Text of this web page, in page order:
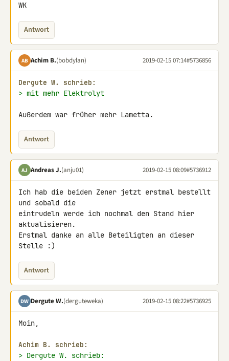
WK
Antwort
AB Achim B.(bobdylan) 2019-02-15 07:14#5736856
Dergute W. schrieb:
> mit mehr Elektrolyt
Außerdem war früher mehr Lametta.
Antwort
AJ Andreas J.(anju01) 2019-02-15 08:09#5736912
Ich hab die beiden Zener jetzt erstmal bestellt
und sobald die
eintrudeln werde ich nochmal den Stand hier
aktualisieren.
Erstmal danke an alle Beteiligten an dieser
Stelle :)
Antwort
DW Dergute W.(derguteweka) 2019-02-15 08:22#5736925
Moin,
Achim B. schrieb:
> Dergute W. schrieb: